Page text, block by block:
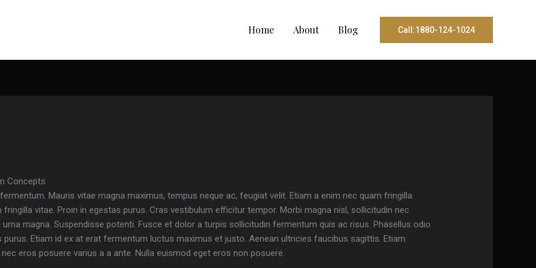
Home About Blog Call:1880-124-1024
Concepts
Mauris vitae magna maximus, tempus neque ac, feugiat velit. Etiam a enim nec quam fringilla
vitae. Proin in egestas purus. Cras vestibulum efficitur tempor. Morbi magna nisl, sollicitudin nec
magna. Suspendisse potenti. Fusce et dolor a turpis sollicitudin fermentum quis ac risus. Phasellus odio
Etiam id ex at erat fermentum luctus maximus et justo. Aenean ultricies faucibus sagittis. Etiam
eros posuere varius a a ante. Nulla euismod eget eros non posuere.